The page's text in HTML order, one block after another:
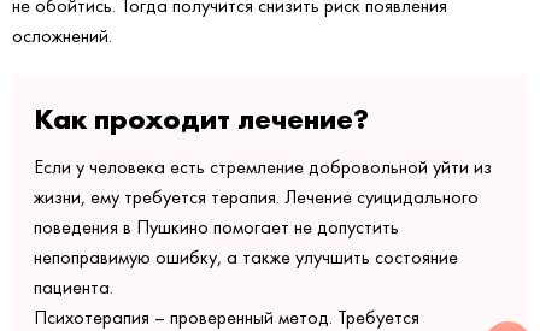
не обойтись. Тогда получится снизить риск появления
осложнений.
Как проходит лечение?
Если у человека есть стремление добровольной уйти из
жизни, ему требуется терапия. Лечение суицидального
поведения в Пушкино помогает не допустить
непоправимую ошибку, а также улучшить состояние
пациента.
Психотерапия – проверенный метод. Требуется